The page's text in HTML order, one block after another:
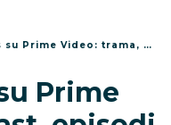
cast, episodi e data di uscita della serie tratta dai libri di Elle Kennedy
Prime